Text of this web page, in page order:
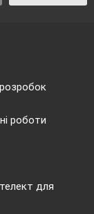
роботи
для